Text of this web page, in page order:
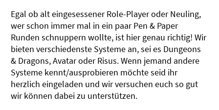
Egal ob alt eingesessener Role-Player oder Neuling,
wer schon immer mal in ein paar Pen & Paper
Runden schnuppern wollte, ist hier genau richtig! Wir
bieten verschiedenste Systeme an, sei es Dungeons
& Dragons, Avatar oder Risus. Wenn jemand andere
Systeme kennt/ausprobieren möchte seid ihr
herzlich eingeladen und wir versuchen euch so gut
wir können dabei zu unterstützen.